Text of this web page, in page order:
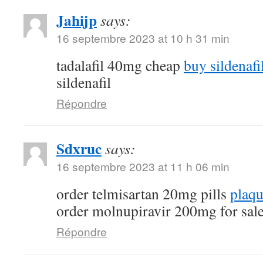
Jahijpsays:
16 septembre 2023 at 10 h 31 min
tadalafil 40mg cheap buy
sildenafil
Répondre
Sdxrucsays:
16 septembre 2023 at 11 h 06 min
order telmisartan 20mg pills
order molnupiravir 200mg for
Répondre